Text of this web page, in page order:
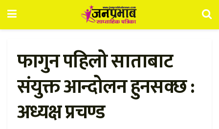
फागुन पहिलो साताबाट
संयुक्त आन्दोलन हुनसक्छ :
अध्यक्ष प्रचण्ड